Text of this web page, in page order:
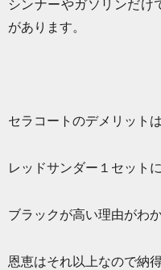
シンナーやガソリンだけ
があります。
セラコートのデメリット
レッドサンダー１セット
ブラックが高い理由がわ
恩恵はそれ以上なので納得